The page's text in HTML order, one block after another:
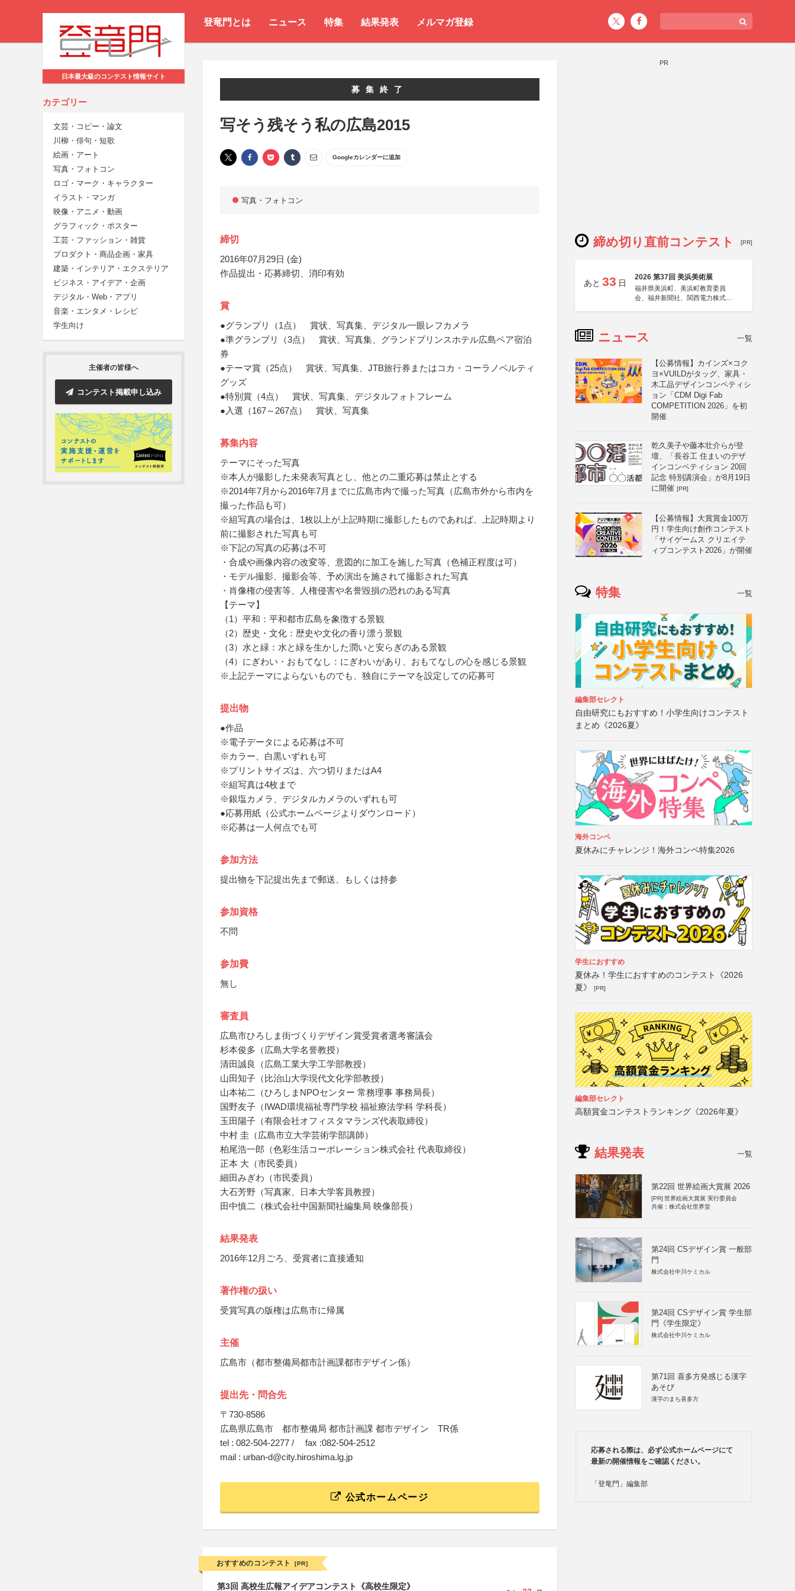
登竜門とは ニュース 特集 結果発表 メルマガ登録
日本最大級のコンテスト情報サイト
カテゴリー
文芸・コピー・論文
川柳・俳句・短歌
絵画・アート
写真・フォトコン
ロゴ・マーク・キャラクター
イラスト・マンガ
映像・アニメ・動画
グラフィック・ポスター
工芸・ファッション・雑貨
プロダクト・商品企画・家具
建築・インテリア・エクステリア
ビジネス・アイデア・企画
デジタル・Web・アプリ
音楽・エンタメ・レシピ
学生向け
主催者の皆様へ
コンテスト掲載申し込み
募集終了
写そう残そう私の広島2015
Googleカレンダーに追加
写真・フォトコン
締切
2016年07月29日 (金)
作品提出・応募締切、消印有効
賞
●グランプリ（1点） 賞状、写真集、デジタル一眼レフカメラ
●準グランプリ（3点） 賞状、写真集、グランドプリンスホテル広島ペア宿泊
券
●テーマ賞（25点） 賞状、写真集、JTB旅行券またはコカ・コーラノベルティ
グッズ
●特別賞（4点） 賞状、写真集、デジタルフォトフレーム
●入選（167～267点） 賞状、写真集
募集内容
テーマにそった写真
※本人が撮影した未発表写真とし、他との二重応募は禁止とする
※2014年7月から2016年7月までに広島市内で撮った写真（広島市外から市内を
撮った作品も可）
※組写真の場合は、1枚以上が上記時期に撮影したものであれば、上記時期より
前に撮影された写真も可
※下記の写真の応募は不可
・合成や画像内容の改変等、意図的に加工を施した写真（色補正程度は可）
・モデル撮影、撮影会等、予め演出を施されて撮影された写真
・肖像権の侵害等、人権侵害や名誉毀損の恐れのある写真
【テーマ】
（1）平和：平和都市広島を象徴する景観
（2）歴史・文化：歴史や文化の香り漂う景観
（3）水と緑：水と緑を生かした潤いと安らぎのある景観
（4）にぎわい・おもてなし：にぎわいがあり、おもてなしの心を感じる景観
※上記テーマによらないものでも、独自にテーマを設定しての応募可
提出物
●作品
※電子データによる応募は不可
※カラー、白黒いずれも可
※プリントサイズは、六つ切りまたはA4
※組写真は4枚まで
※銀塩カメラ、デジタルカメラのいずれも可
●応募用紙（公式ホームページよりダウンロード）
※応募は一人何点でも可
参加方法
提出物を下記提出先まで郵送、もしくは持参
参加資格
不問
参加費
無し
審査員
広島市ひろしま街づくりデザイン賞受賞者選考審議会
杉本俊多（広島大学名誉教授）
清田誠良（広島工業大学工学部教授）
山田知子（比治山大学現代文化学部教授）
山本祐二（ひろしまNPOセンター 常務理事 事務局長）
国野友子（IWAD環境福祉専門学校 福祉療法学科 学科長）
玉田陽子（有限会社オフィスタマランズ代表取締役）
中村 圭（広島市立大学芸術学部講師）
柏尾浩一郎（色彩生活コーポレーション株式会社 代表取締役）
正本 大（市民委員）
細田みぎわ（市民委員）
大石芳野（写真家、日本大学客員教授）
田中慎二（株式会社中国新聞社編集局 映像部長）
結果発表
2016年12月ごろ、受賞者に直接通知
著作権の扱い
受賞写真の版権は広島市に帰属
主催
広島市（都市整備局都市計画課都市デザイン係）
提出先・問合先
〒730-8586
広島県広島市 都市整備局 都市計画課 都市デザイン TR係
tel : 082-504-2277 / fax :082-504-2512
mail : urban-d@city.hiroshima.lg.jp
公式ホームページ
おすすめのコンテスト [PR]
第3回 高校生広報アイデアコンテスト《高校生限定》
PR
締め切り直前コンテスト [PR]
あと 33 日
2026 第37回 美浜美術展
福井県美浜町、美浜町教育委員
会、福井新聞社、関西電力株式会
ニュース 一覧
【公募情報】カインズ×コク
ヨ×VUILDがタッグ、家具・
木工品デザインコンペティシ
ョン「CDM Digi Fab
COMPETITION 2026」を初
開催
乾久美子や藤本壮介らが登
壇、「長谷工 住まいのデザ
インコンペティション 20回
記念 特別講演会」が8月19日
に開催 [PR]
【公募情報】大賞賞金100万
円！学生向け創作コンテスト
「サイゲームス クリエイテ
ィブコンテスト2026」が開催
特集 一覧
編集部セレクト
自由研究にもおすすめ！小学生向けコンテスト
まとめ《2026夏》
海外コンペ
夏休みにチャレンジ！海外コンペ特集2026
学生におすすめ
夏休み！学生におすすめのコンテスト《2026
夏》
[PR]
編集部セレクト
高額賞金コンテストランキング《2026年夏》
結果発表 一覧
第22回 世界絵画大賞展 2026
[PR] 世界絵画大賞展 実行委員会
共催：株式会社世界堂
第24回 CSデザイン賞 一般部
門
株式会社中川ケミカル
第24回 CSデザイン賞 学生部
門《学生限定》
株式会社中川ケミカル
第71回 喜多方発感じる漢字
あそび
漢字のまち喜多方
応募される際は、必ず公式ホームページにて
最新の開催情報をご確認ください。
「登竜門」編集部